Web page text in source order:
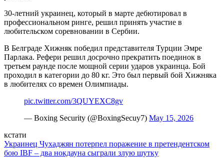
30-летний украинец, который в марте дебютировал в
профессиональном ринге, решил принять участие в
любительском соревновании в Сербии.
В Белграде Хижняк победил представителя Турции Эмре
Парлака. Рефери решил досрочно прекратить поединок в
третьем раунде после мощной серии ударов украинца. Бой
проходил в категории до 80 кг. Это был первый бой Хижняка
в любителях со времен Олимпиады.
pic.twitter.com/3QUYEXC8gv
— Boxing Security (@BoxingSecuy7) May 15, 2026
кстати
Украинец Чухаджян потерпел поражение в претендентском
бою IBF – два нокдауна сыграли злую шутку